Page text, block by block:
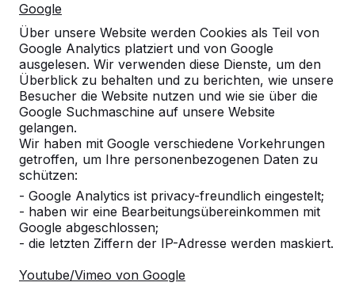
Google
Über unsere Website werden Cookies als Teil von
Google Analytics platziert und von Google
ausgelesen. Wir verwenden diese Dienste, um den
Überblick zu behalten und zu berichten, wie unsere
Besucher die Website nutzen und wie sie über die
Google Suchmaschine auf unsere Website
gelangen.
Wir haben mit Google verschiedene Vorkehrungen
getroffen, um Ihre personenbezogenen Daten zu
schützen:
- Google Analytics ist privacy-freundlich eingestelt;
- haben wir eine Bearbeitungsübereinkommen mit
Google abgeschlossen;
- die letzten Ziffern der IP-Adresse werden maskiert.
Youtube/Vimeo von Google
Unsere Produkte finden Sie in ganz Europa
und darüber hinaus. Sehen Sie hier, wo Sie
ein HeBlad-Produkt in Ihrer Nähe finden.
Produkt
Alles anzeigen
Kategorie
Alles anzeigen
Ort oder Postleitzahl suchen